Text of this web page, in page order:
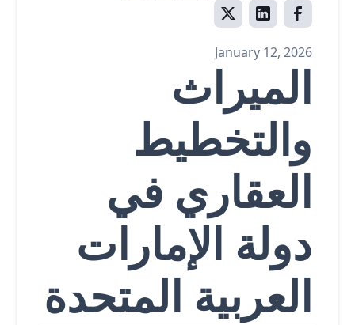
January 12, 2026
الميراث
والتخطيط
العقاري في
دولة الإمارات
العربية المتحدة